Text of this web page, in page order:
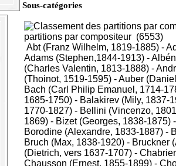
Sous-catégories
partitions par compositeur (6553)
Abt (Franz Wilhelm, 1819-1885) -
Adams (Stephen,1844-1913) -
(Charles Valentin, 1813-1888) -
(Thoinot, 1519-1595) -Auber
Bach (Carl Philip Emanuel, 1714-
1685-1750) - Balakirev (Mily, 1837-
1770-1827) - Bellini (Vincenzo,
1869) - Bizet (Georges, 1838-1875)
Borodine (Alexandre, 1833-1887) -
Bruch (Max, 1838-1920) - Bruckner
(Dietrich, vers 1637-1707) -
Chausson (Ernest, 1855-1899) -